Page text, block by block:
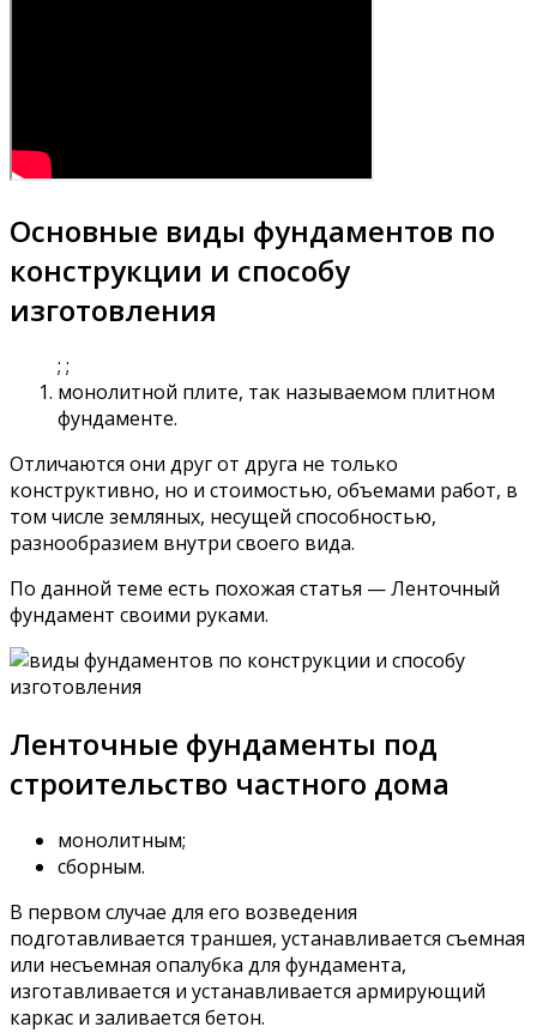
Основные виды фундаментов по
конструкции и способу
изготовления
; ;
монолитной плите, так называемом плитном
фундаменте.
Отличаются они друг от друга не только
конструктивно, но и стоимостью, объемами работ, в
том числе земляных, несущей способностью,
разнообразием внутри своего вида.
По данной теме есть похожая статья — Ленточный
фундамент своими руками.
Ленточные фундаменты под
строительство частного дома
монолитным;
сборным.
В первом случае для его возведения
подготавливается траншея, устанавливается съемная
или несъемная опалубка для фундамента,
изготавливается и устанавливается армирующий
каркас и заливается бетон.